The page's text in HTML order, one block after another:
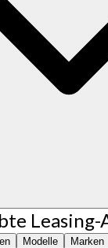
Leasing-
Modelle Marken